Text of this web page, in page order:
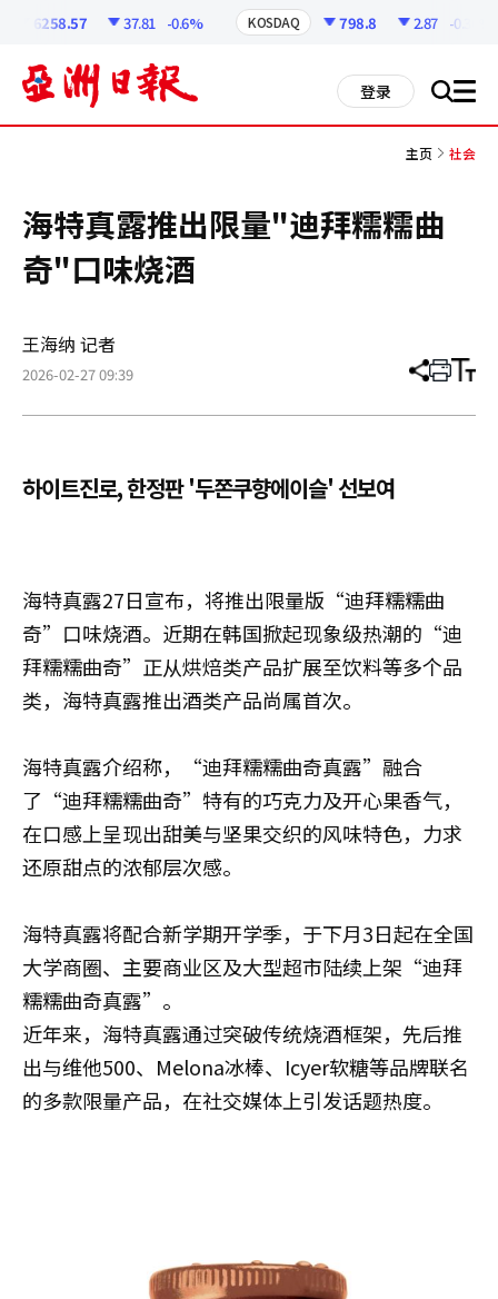
6258.57 37.81 -0.6% KOSDAQ 798.8 2.87 -0.36%
登录 搜 all
主页 社会
海特真露推出限量"迪拜糯糯曲
奇"口味烧酒
王海纳 记者
2026-02-27 09:39 分
章
打 调
小
하이트진로, 한정판 '두쫀쿠향에이슬' 선보여
海特真露27日宣布，将推出限量版“迪拜糯糯曲
奇”口味烧酒。近期在韩国掀起现象级热潮的“迪
拜糯糯曲奇”正从烘焙类产品扩展至饮料等多个品
类，海特真露推出酒类产品尚属首次。
海特真露介绍称，“迪拜糯糯曲奇真露”融合
了“迪拜糯糯曲奇”特有的巧克力及开心果香气，
在口感上呈现出甜美与坚果交织的风味特色，力求
还原甜点的浓郁层次感。
海特真露将配合新学期开学季，于下月3日起在全国
大学商圈、主要商业区及大型超市陆续上架“迪拜
糯糯曲奇真露”。
近年来，海特真露通过突破传统烧酒框架，先后推
出与维他500、Melona冰棒、Icyer软糖等品牌联名
的多款限量产品，在社交媒体上引发话题热度。